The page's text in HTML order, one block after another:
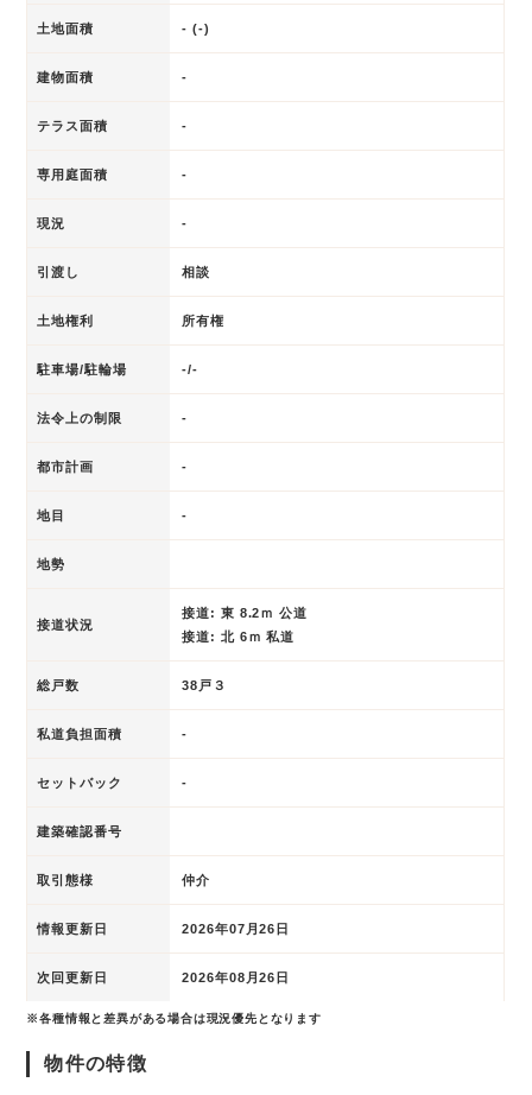
土地面積 - (-)
建物面積 -
テラス面積 -
専用庭面積 -
現況 -
引渡し 相談
土地権利 所有権
駐車場/駐輪場 -/-
法令上の制限 -
都市計画 -
地目 -
地勢
接道状況
接道: 東 8.2ｍ 公道
接道: 北 6ｍ 私道
総戸数 38戸３
私道負担面積 -
セットバック -
建築確認番号
取引態様 仲介
情報更新日 2026年07月26日
次回更新日 2026年08月26日
※各種情報と差異がある場合は現況優先となります
物件の特徴